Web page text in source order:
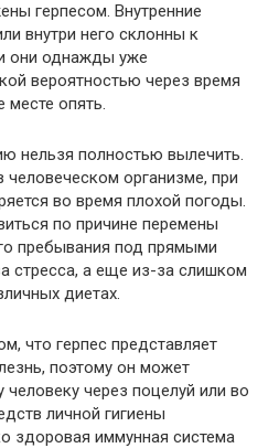
герпесом. Внутренние
внутри него склонны к
они однажды уже
вероятностью через время
месте опять.
нельзя полностью вылечить.
человеческом организме, при
во время плохой погоды.
по причине перемены
пребывания под прямыми
стресса, а еще из-за слишком
диетах.
что герпес представляет
поэтому он может
через поцелуй или во
личной гигиены
здоровая иммунная система